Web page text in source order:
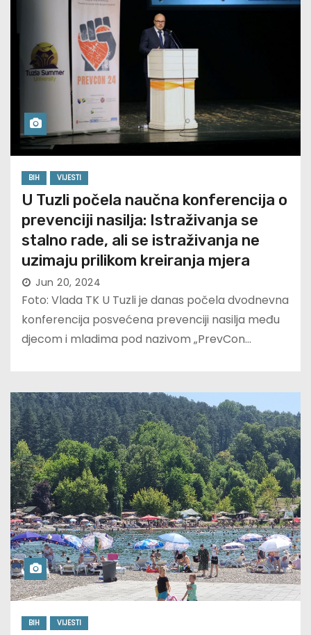
BIH VIJESTI
U Tuzli počela naučna konferencija o
prevenciji nasilja: Istraživanja se
stalno rade, ali se istraživanja ne
uzimaju prilikom kreiranja mjera
Jun 20, 2024
Foto: Vlada TK U Tuzli je danas počela dvodnevna
konferencija posvećena prevenciji nasilja među
djecom i mladima pod nazivom „PrevCon…
BIH VIJESTI